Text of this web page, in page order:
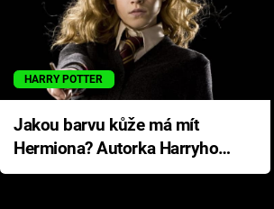
HARRY POTTER
Jakou barvu kůže má mít
Hermiona? Autorka Harryho
Pottera přišla s ráznou